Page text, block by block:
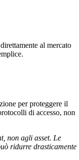
al mercato
per proteggere il
di accesso, non
non agli asset. Le
ridurre drasticamente